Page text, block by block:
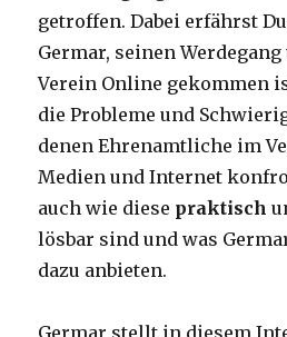
getroffen. Dabei erfährst
Germar, seinen
Verein Online gekommen
die Probleme und
denen Ehrenamtliche im
Medien und Internet
auch wie diese praktisch
lösbar sind und was
dazu anbieten.